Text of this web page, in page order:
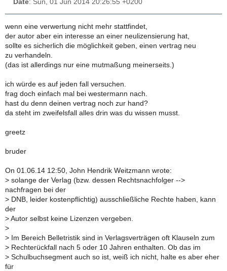
Date: Sun, 01 Jun 2014 20:26:55 +0200
wenn eine verwertung nicht mehr stattfindet,
der autor aber ein interesse an einer neulizensierung hat,
sollte es sicherlich die möglichkeit geben, einen vertrag neu
zu verhandeln.
(das ist allerdings nur eine mutmaßung meinerseits.)
ich würde es auf jeden fall versuchen.
frag doch einfach mal bei westermann nach.
hast du denn deinen vertrag noch zur hand?
da steht im zweifelsfall alles drin was du wissen musst.
greetz
bruder
On 01.06.14 12:50, John Hendrik Weitzmann wrote:
> solange der Verlag (bzw. dessen Rechtsnachfolger -->
nachfragen bei der
> DNB, leider kostenpflichtig) ausschließliche Rechte haben, kann
der
> Autor selbst keine Lizenzen vergeben.
>
> Im Bereich Belletristik sind in Verlagsverträgen oft Klauseln zum
> Rechterückfall nach 5 oder 10 Jahren enthalten. Ob das im
> Schulbuchsegment auch so ist, weiß ich nicht, halte es aber eher
für